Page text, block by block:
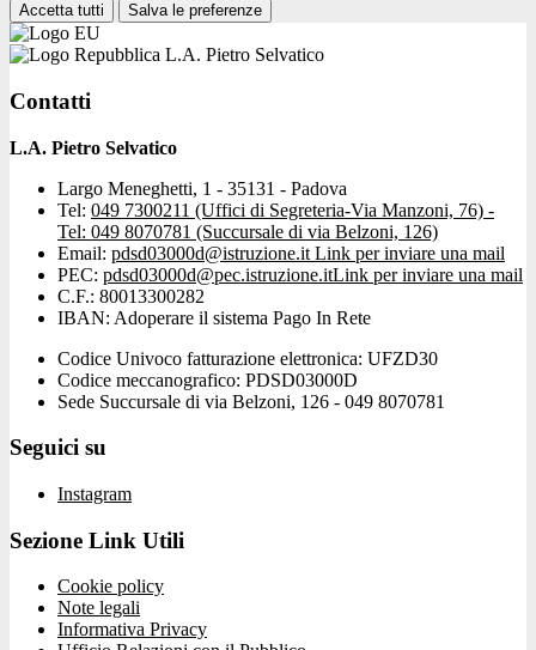
Accetta tutti Salva le preferenze
L.A. Pietro Selvatico
Contatti
L.A. Pietro Selvatico
Largo Meneghetti, 1 - 35131 - Padova
Tel: 049 7300211 (Uffici di Segreteria-Via Manzoni, 76) -
Tel: 049 8070781 (Succursale di via Belzoni, 126)
Email: pdsd03000d@istruzione.it Link per inviare una mail
PEC: pdsd03000d@pec.istruzione.itLink per inviare una mail
C.F.: 80013300282
IBAN: Adoperare il sistema Pago In Rete
Codice Univoco fatturazione elettronica: UFZD30
Codice meccanografico: PDSD03000D
Sede Succursale di via Belzoni, 126 - 049 8070781
Seguici su
Instagram
Sezione Link Utili
Cookie policy
Note legali
Informativa Privacy